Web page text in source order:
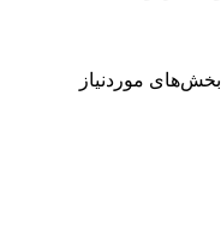
بخش‌های موردنیاز